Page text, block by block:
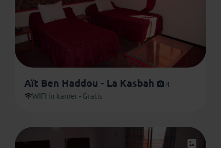
Aït Ben Haddou - La Kasbah
4
WIFI in kamer - Gratis